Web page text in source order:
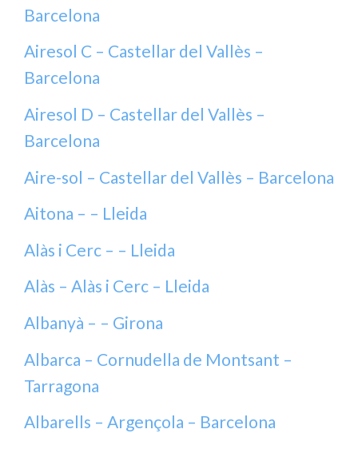
Barcelona
Airesol C – Castellar del Vallès –
Barcelona
Airesol D – Castellar del Vallès –
Barcelona
Aire-sol – Castellar del Vallès – Barcelona
Aitona – – Lleida
Alàs i Cerc – – Lleida
Alàs – Alàs i Cerc – Lleida
Albanyà – – Girona
Albarca – Cornudella de Montsant –
Tarragona
Albarells – Argençola – Barcelona